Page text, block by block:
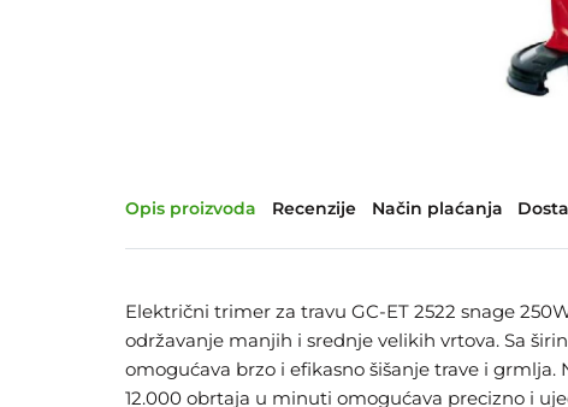
Opis proizvoda Recenzije Način plaćanja
Električni trimer za travu GC-ET 2522 snage
održavanje manjih i srednje velikih vrtova. Sa
omogućava brzo i efikasno šišanje trave i grmlja.
12.000 obrtaja u minuti omogućava precizno i